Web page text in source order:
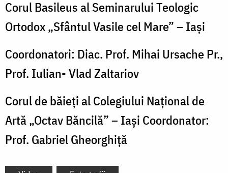
Corul Basileus al Seminarului Teologic
Ortodox „Sfântul Vasile cel Mare” – Iași
Coordonatori: Diac. Prof. Mihai Ursache Pr.,
Prof. Iulian- Vlad Zaltariov
Corul de băieți al Colegiului Național de
Artă „Octav Băncilă” – Iași Coordonator:
Prof. Gabriel Gheorghiță